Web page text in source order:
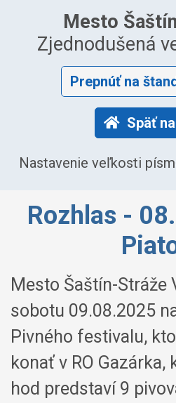
Mesto
Zjednodušená
Prepnúť na
Späť
Nastavenie veľkosti
Rozhlas -
Mesto Šaštín-Stráže
sobotu 09.08.2025
Pivného festivalu,
konať v RO Gazárka,
hod predstaví 9